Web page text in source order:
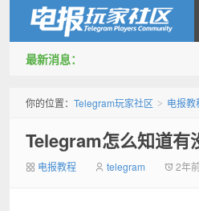
最新消息：
你的位置： Telegram玩家社区 > 电报教
Telegram怎么知道有
电报教程 telegram 2年